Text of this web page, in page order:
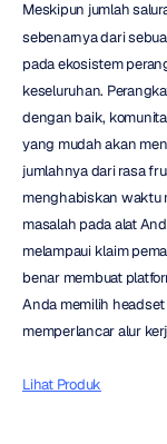
Meskipun jumlah
sebenarnya dari
pada ekosistem
keseluruhan.
dengan baik,
yang mudah akan
jumlahnya dari rasa
menghabiskan waktu
masalah pada alat
melampaui klaim
benar membuat
Anda memilih
memperlancar alur
Lihat Produk